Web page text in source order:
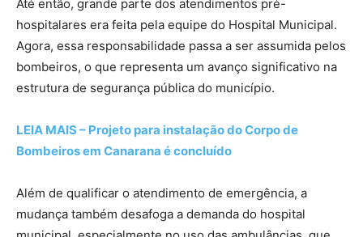
Até então, grande parte dos atendimentos pré-
hospitalares era feita pela equipe do Hospital Municipal.
Agora, essa responsabilidade passa a ser assumida pelos
bombeiros, o que representa um avanço significativo na
estrutura de segurança pública do município.
LEIA MAIS – Projeto para instalação do Corpo de
Bombeiros em Canarana é concluído
Além de qualificar o atendimento de emergência, a
mudança também desafoga a demanda do hospital